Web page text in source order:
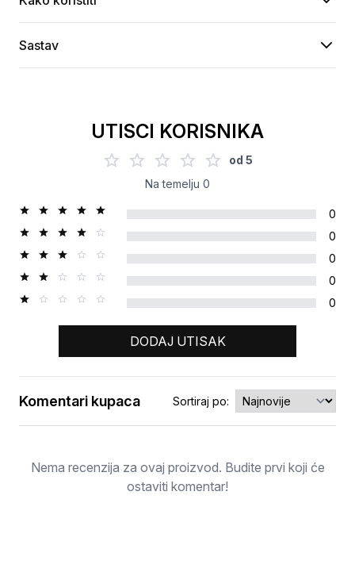
Sastav
UTISCI KORISNIKA
od 5
Na temelju 0
0
0
0
0
0
DODAJ UTISAK
Ocjena
Komentari kupaca Sortiraj po:
Nema recenzija za ovaj proizvod. Budite prvi koji će
ostaviti komentar!